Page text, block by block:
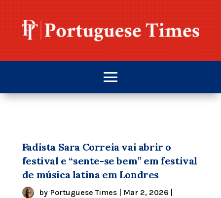
Fadista Sara Correia vai abrir o
festival e “sente-se bem” em festival
de música latina em Londres
by Portuguese Times| Mar 2, 2026|